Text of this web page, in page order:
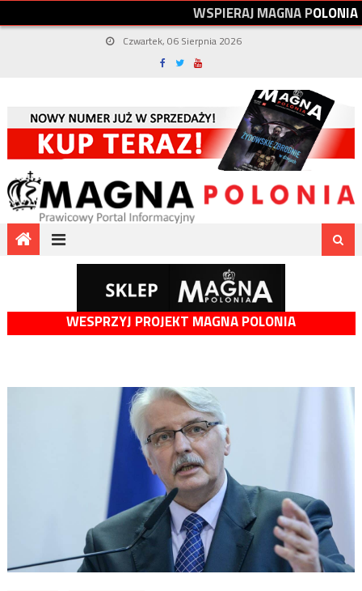
WSPIERAJMAGNAPOLONIA
Czwartek, 06 Sierpnia 2026
WESPRZYJ PROJEKT MAGNA POLONIA